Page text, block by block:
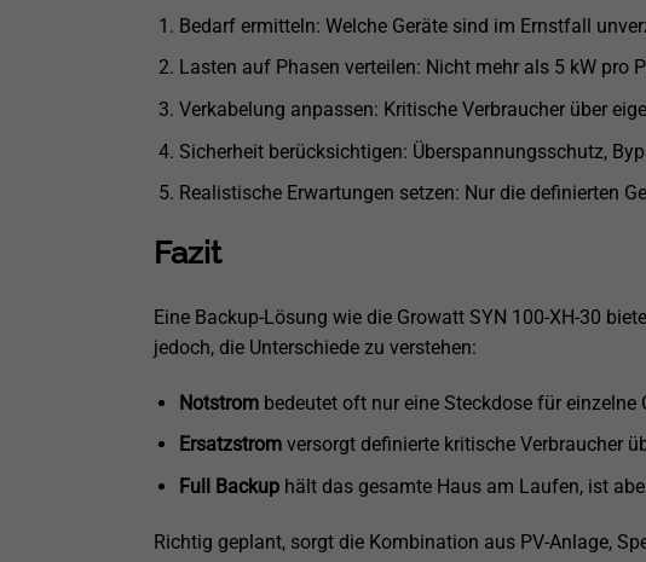
Bedarf ermitteln: Welche Geräte sind im Ernstfall
Lasten auf Phasen verteilen: Nicht mehr als 5 kW pro
Verkabelung anpassen: Kritische Verbraucher über
Sicherheit berücksichtigen: Überspannungsschutz,
Realistische Erwartungen setzen: Nur die definierten
Fazit
Eine Backup-Lösung wie die Growatt SYN 100-XH-30
jedoch, die Unterschiede zu verstehen:
Notstrombedeutet oft nur eine Steckdose für einzelne
Ersatzstromversorgt definierte kritische Verbraucher
Full Backuphält das gesamte Haus am Laufen, ist
Richtig geplant, sorgt die Kombination aus PV-Anlage,